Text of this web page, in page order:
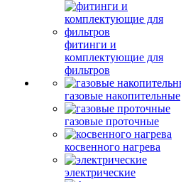
фитинги и
комплектующие для
фильтров
газовые накопительные
газовые проточные
косвенного нагрева
электрические